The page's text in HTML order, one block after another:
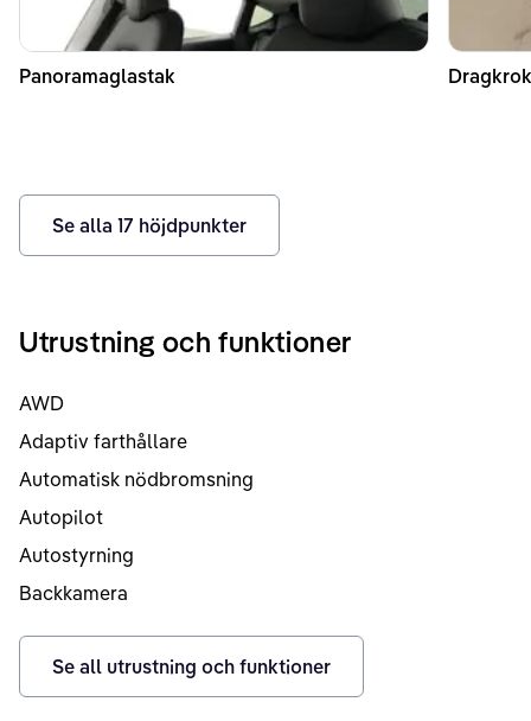
Panoramaglastak
Se alla 17 höjdpunkter
Utrustning och funktioner
AWD
Adaptiv farthållare
Automatisk nödbromsning
Autopilot
Autostyrning
Backkamera
Se all utrustning och funktioner